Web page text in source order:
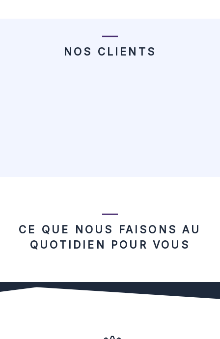
NOS CLIENTS
CE QUE NOUS FAISONS AU
QUOTIDIEN POUR VOUS